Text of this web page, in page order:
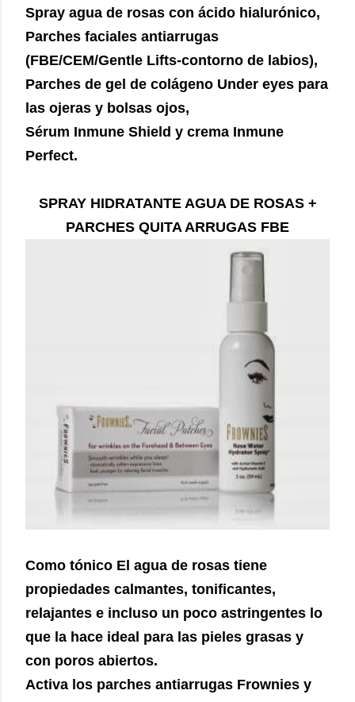
Spray agua de rosas con ácido hialurónico,
Parches faciales antiarrugas
(FBE/CEM/Gentle Lifts-contorno de labios),
Parches de gel de colágeno Under eyes para
las ojeras y bolsas ojos,
Sérum Inmune Shield y crema Inmune
Perfect.
SPRAY HIDRATANTE AGUA DE ROSAS +
PARCHES QUITA ARRUGAS FBE
Como tónico El agua de rosas tiene
propiedades calmantes, tonificantes,
relajantes e incluso un poco astringentes lo
que la hace ideal para las pieles grasas y
con poros abiertos.
Activa los parches antiarrugas Frownies y